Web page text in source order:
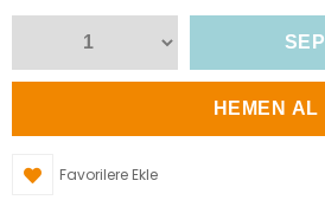
Favorilere Ekle